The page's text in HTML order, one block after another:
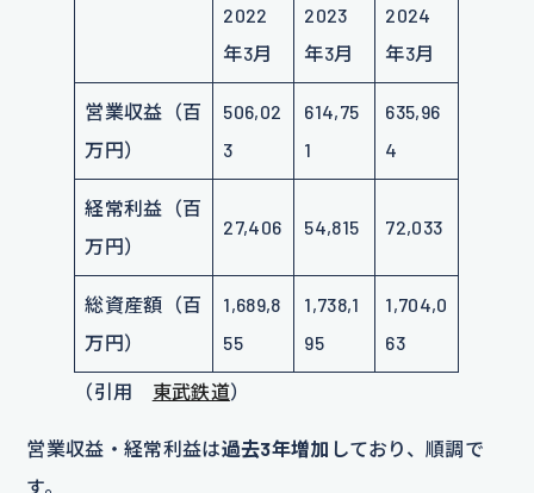
2022
年3月
2023
年3月
2024
年3月
営業収益（百
万円）
506,02
3
614,75
1
635,96
4
経常利益（百
万円）
27,406 54,815 72,033
総資産額（百
万円）
1,689,8
55
1,738,1
95
1,704,0
63
（引用 東武鉄道）
営業収益・経常利益は過去3年増加 しており、順調で
す。